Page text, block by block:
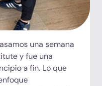
una semana
y fue una
a fin. Lo que